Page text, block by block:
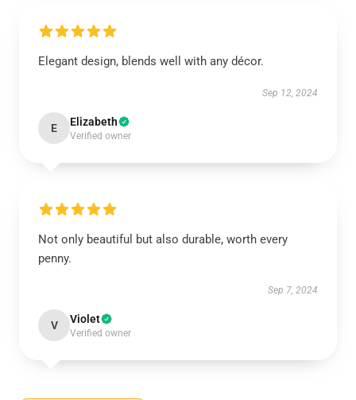
Elegant design, blends well with any décor.
Sep 12, 2024
E Elizabeth
Verified owner
Not only beautiful but also durable, worth every
penny.
Sep 7, 2024
V Violet
Verified owner